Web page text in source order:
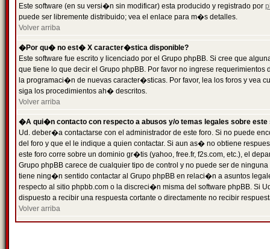
Este software (en su versi�n sin modificar) esta producido y registrado por
puede ser libremente distribuido; vea el enlace para m�s detalles.
Volver arriba
�Por qu� no est� X caracter�stica disponible?
Este software fue escrito y licenciado por el Grupo phpBB. Si cree que
que tiene lo que decir el Grupo phpBB. Por favor no ingrese
la programaci�n de nuevas caracter�sticas. Por favor, lea los foros y vea
siga los procedimientos ah� descritos.
Volver arriba
�A qui�n contacto con respecto a abusos y/o temas legales sobre este
Ud. deber�a contactarse con el administrador de este foro. Si no puede
del foro y que el le indique a quien contactar. Si aun as� no obtiene
este foro corre sobre un dominio gr�tis (yahoo, free.fr, f2s.com, etc.), el
Grupo phpBB carece de cualquier tipo de control y no puede ser de
tiene ning�n sentido contactar al Grupo phpBB en relaci�n a asuntos
respecto al sitio phpbb.com o la discreci�n misma del software phpBB. Si
dispuesto a recibir una respuesta cortante o directamente no recibir
Volver arriba